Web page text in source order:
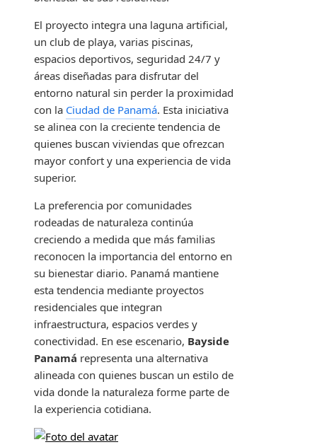
El proyecto integra una laguna artificial,
un club de playa, varias piscinas,
espacios deportivos, seguridad 24/7 y
áreas diseñadas para disfrutar del
entorno natural sin perder la proximidad
con la Ciudad de Panamá. Esta iniciativa
se alinea con la creciente tendencia de
quienes buscan viviendas que ofrezcan
mayor confort y una experiencia de vida
superior.
La preferencia por comunidades
rodeadas de naturaleza continúa
creciendo a medida que más familias
reconocen la importancia del entorno en
su bienestar diario. Panamá mantiene
esta tendencia mediante proyectos
residenciales que integran
infraestructura, espacios verdes y
conectividad. En ese escenario, Bayside
Panamá representa una alternativa
alineada con quienes buscan un estilo de
vida donde la naturaleza forme parte de
la experiencia cotidiana.